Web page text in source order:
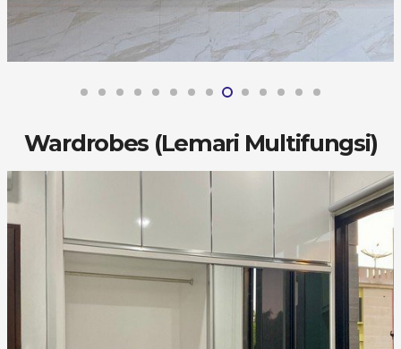
Wardrobes (Lemari Multifungsi)